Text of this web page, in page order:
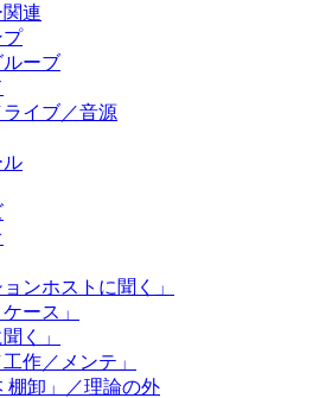
連
プ
ルーブ
イブ／音源
ル
ンホストに聞く」
ース」
く」
作／メンテ」
棚卸」／理論の外